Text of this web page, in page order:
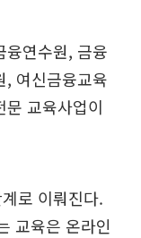
융연수원, 금융
, 여신금융교육
교육사업이
로 이뤄진다.
교육은 온라인